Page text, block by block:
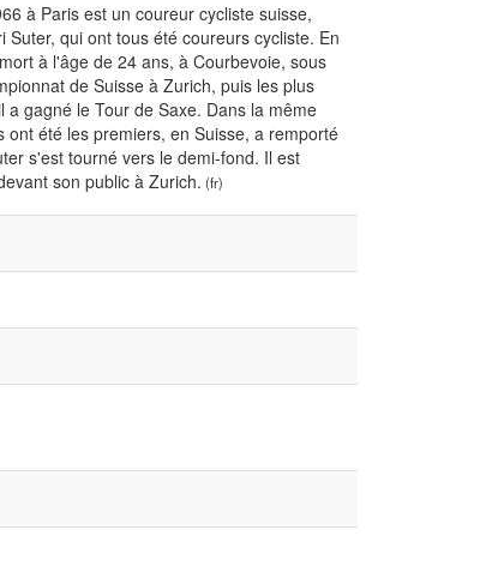
à Paris est un coureur cycliste suisse,
qui ont tous été coureurs cycliste. En
à l'âge de 24 ans, à Courbevoie, sous
de Suisse à Zurich, puis les plus
gagné le Tour de Saxe. Dans la même
été les premiers, en Suisse, a remporté
s'est tourné vers le demi-fond. Il est
son public à Zurich. (fr)